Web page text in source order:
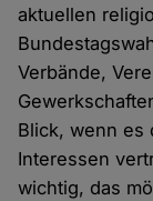
aktuellen
Verbände,
Blick, wenn es
Interessen
wichtig, das